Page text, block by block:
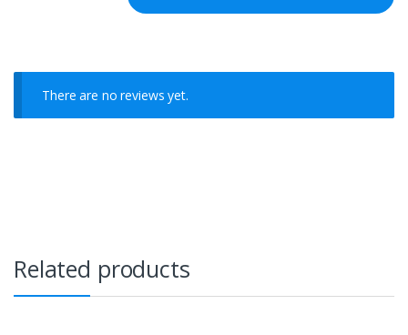
There are no reviews yet.
Related products